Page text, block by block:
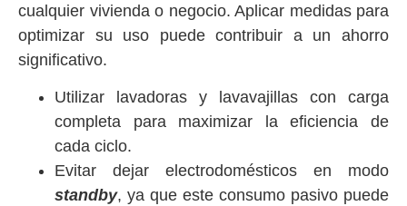
cualquier vivienda o negocio. Aplicar medidas para
optimizar su uso puede contribuir a un ahorro
significativo.
Utilizar lavadoras y lavavajillas con carga
completa para maximizar la eficiencia de
cada ciclo.
Evitar dejar electrodomésticos en modo
standby, ya que este consumo pasivo puede